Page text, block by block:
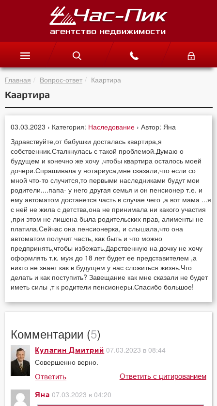
Главная Вопрос-ответ Каартира
Каартира
03.03.2023 › Категория: Наследование › Автор: Яна
Здравствуйте,от бабушки досталась квартира,я
собственник.Сталкнулась с такой проблемой.Думаю о
будущем и конечно же хочу ,чтобы квартира осталось моей
дочери.Спрашивала у нотариуса,мне сказали,что если со
мной что-то случится,то первыми наследниками будут мои
родители....папа- у него другая семья и он пенсионер т.е. и
ему автоматом достанется часть в случае чего ,а вот мама ...я
с ней не жила с детства,она не принимала ни какого участия
,при этом не лишена была родительских прав, алименты не
платила.Сейчас она пенсионерка, и слышала,что она
автоматом получит часть, как быть и что можно
предпринять,чтобы избежать.Дарственную на дочку не хочу
оформлять т.к. муж до 18 лет будет ее представителем ,а
никто не знает как в будущем у нас сложиться жизнь.Что
делать и как поступить? Завещание как мне сказали не будет
иметь силы ,т к родители пенсионеры.Спасибо большое!
Комментарии (5)
Кулагин Дмитрий 07.03.2023 в 08:44
Совершенно верно.
Ответить Ответить с цитированием
Яна 07.03.2023 в 04:20